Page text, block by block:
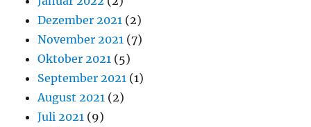
Dezember 2021 (2)
November 2021 (7)
Oktober 2021 (5)
September 2021 (1)
August 2021 (2)
Juli 2021 (9)